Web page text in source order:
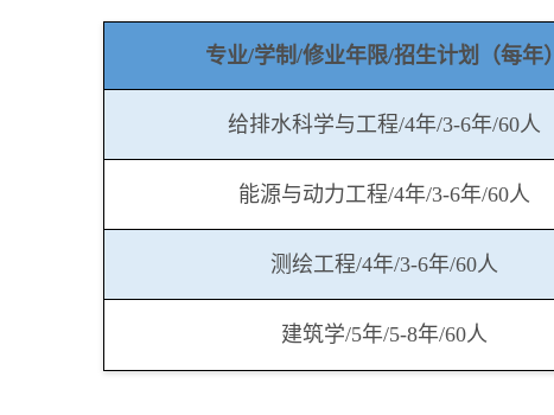
专业/学制/修业年限/招生计划（每年）
给排水科学与工程/4年/3-6年/60人
能源与动力工程/4年/3-6年/60人
测绘工程/4年/3-6年/60人
建筑学/5年/5-8年/60人